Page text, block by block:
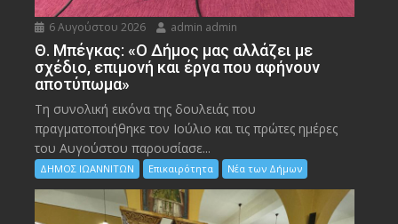
6 Αυγούστου 2026 admin admin
Θ. Μπέγκας: «Ο Δήμος μας αλλάζει με
σχέδιο, επιμονή και έργα που αφήνουν
αποτύπωμα»
Τη συνολική εικόνα της δουλειάς που
πραγματοποιήθηκε τον Ιούλιο και τις πρώτες ημέρες
του Αυγούστου παρουσίασε...
ΔΗΜΟΣ ΙΩΑΝΝΙΤΩΝ Επικαιρότητα Νέα των Δήμων